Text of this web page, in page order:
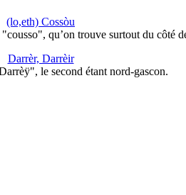
(lo,eth) Cossòu
qu’on trouve surtout du côté
Darrèr, Darrèir
le second étant nord-gascon.